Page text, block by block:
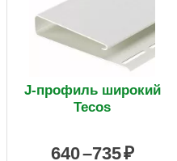
J-профиль широкий
Tecos
640 –735